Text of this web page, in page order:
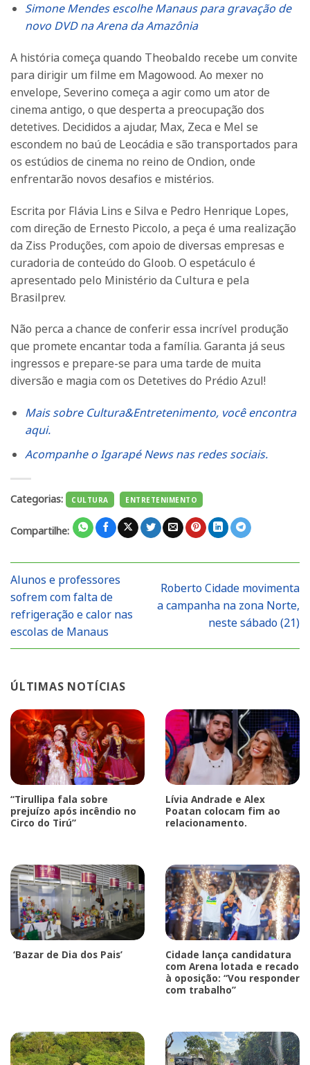
Simone Mendes escolhe Manaus para gravação de
novo DVD na Arena da Amazônia
A história começa quando Theobaldo recebe um convite
para dirigir um filme em Magowood. Ao mexer no
envelope, Severino começa a agir como um ator de
cinema antigo, o que desperta a preocupação dos
detetives. Decididos a ajudar, Max, Zeca e Mel se
escondem no baú de Leocádia e são transportados para
os estúdios de cinema no reino de Ondion, onde
enfrentarão novos desafios e mistérios.
Escrita por Flávia Lins e Silva e Pedro Henrique Lopes,
com direção de Ernesto Piccolo, a peça é uma realização
da Ziss Produções, com apoio de diversas empresas e
curadoria de conteúdo do Gloob. O espetáculo é
apresentado pelo Ministério da Cultura e pela
Brasilprev.
Não perca a chance de conferir essa incrível produção
que promete encantar toda a família. Garanta já seus
ingressos e prepare-se para uma tarde de muita
diversão e magia com os Detetives do Prédio Azul!
Mais sobre Cultura&Entretenimento, você encontra
aqui.
Acompanhe o Igarapé News nas redes sociais.
Categorias: CULTURA ENTRETENIMENTO
Compartilhe:
Alunos e professores
sofrem com falta de
refrigeração e calor nas
escolas de Manaus
Roberto Cidade movimenta
a campanha na zona Norte,
neste sábado (21)
ÚLTIMAS NOTÍCIAS
“Tirullipa fala sobre
prejuízo após incêndio no
Circo do Tirú”
Lívia Andrade e Alex
Poatan colocam fim ao
relacionamento.
‘Bazar de Dia dos Pais’
Cidade lança candidatura
com Arena lotada e recado
à oposição: “Vou responder
com trabalho”